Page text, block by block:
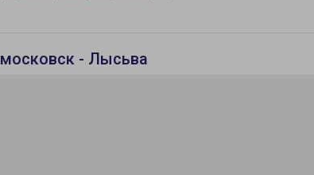
- Лысьва